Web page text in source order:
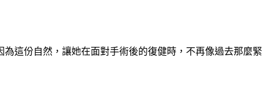
這份自然，讓她在面對手術後的復健時，不再像過去那麼緊